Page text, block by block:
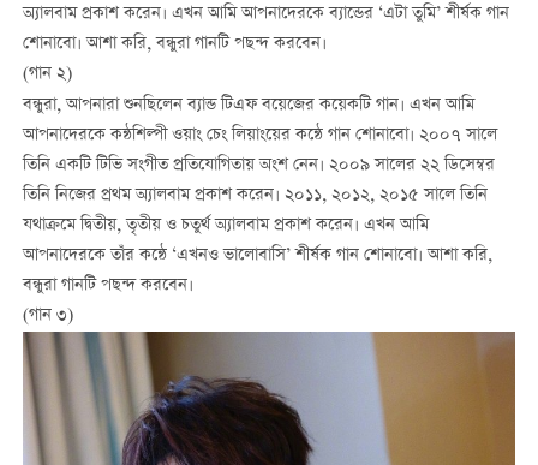
অ্যালবাম প্রকাশ করেন। এখন আমি আপনাদেরকে ব্যান্ডের ‘এটা তুমি’ শীর্ষক গান
শোনাবো। আশা করি, বন্ধুরা গানটি পছন্দ করবেন।
(গান ২)
বন্ধুরা, আপনারা শুনছিলেন ব্যান্ড টিএফ বয়েজের কয়েকটি গান। এখন আমি
আপনাদেরকে কন্ঠশিল্পী ওয়াং চেং লিয়াংয়ের কন্ঠে গান শোনাবো। ২০০৭ সালে
তিনি একটি টিভি সংগীত প্রতিযোগিতায় অংশ নেন। ২০০৯ সালের ২২ ডিসেম্বর
তিনি নিজের প্রথম অ্যালবাম প্রকাশ করেন। ২০১১, ২০১২, ২০১৫ সালে তিনি
যথাক্রমে দ্বিতীয়, তৃতীয় ও চতুর্থ অ্যালবাম প্রকাশ করেন। এখন আমি
আপনাদেরকে তাঁর কন্ঠে ‘এখনও ভালোবাসি’ শীর্ষক গান শোনাবো। আশা করি,
বন্ধুরা গানটি পছন্দ করবেন।
(গান ৩)